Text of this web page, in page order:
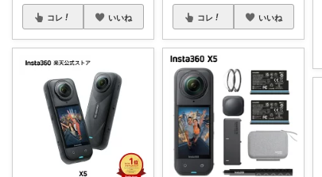
コレ いいね コレ いいね